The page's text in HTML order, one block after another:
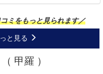
ミをもっと見られます／
と見る
甲羅 ）